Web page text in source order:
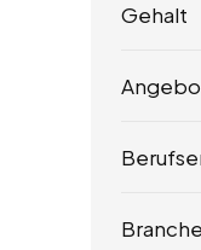
Gehalt
Branche